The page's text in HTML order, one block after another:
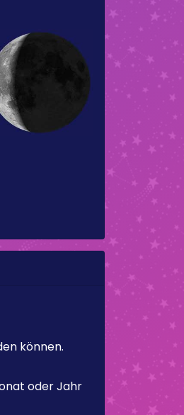
können.
oder Jahr